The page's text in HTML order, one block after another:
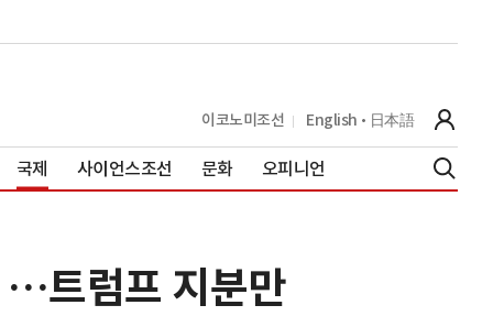
이코노미조선 English 日本語
국제 사이언스조선 문화 오피니언
트럼프 지분만